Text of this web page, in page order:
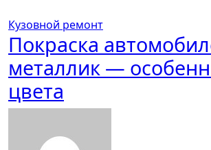
Кузовной ремонт
Покраска
металлик —
цвета